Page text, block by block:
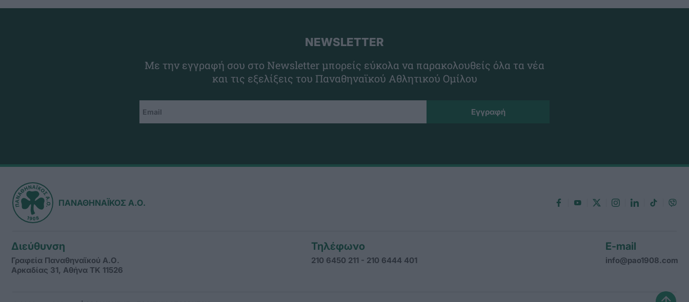
NEWSLETTER
Με την εγγραφή σου στο Newsletter μπορείς εύκολα να παρακολουθείς όλα τα νέα
και τις εξελίξεις του Παναθηναϊκού Αθλητικού Ομίλου
ΠΑΝΑΘΗΝΑΪΚΟΣ Α.Ο.
Διεύθυνση
Γραφεία Παναθηναϊκού Α.Ο.
Αρκαδίας 31, Αθήνα ΤΚ 11526
Τηλέφωνο
210 6450 211 - 210 6444 401
E-mail
info@pao1908.com